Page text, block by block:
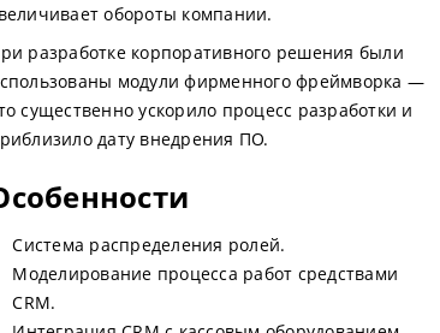
обороты компании.
разработке корпоративного решения были
модули фирменного фреймворка —
существенно ускорило процесс разработки и
дату внедрения ПО.
Система распределения ролей.
Моделирование процесса работ средствами
CRM.